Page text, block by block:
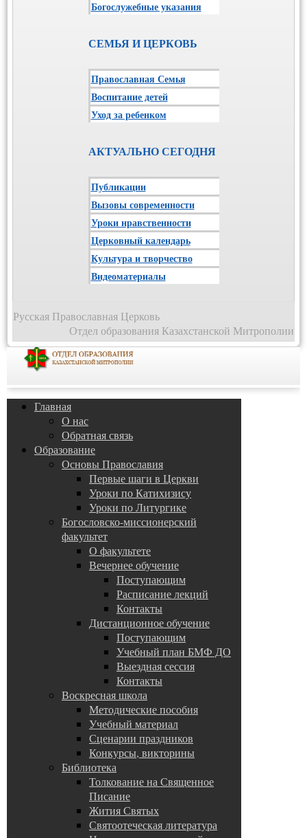
Богослужебные указания
СЕМЬЯ И ЦЕРКОВЬ
Православная Семья
Воспитание детей
Уход за ребенком
АКТУАЛЬНО СЕГОДНЯ
Публикации
Вызовы современности
Уроки нравственности
Церковный календарь
Культура и творчество
Видеоматериалы
Русская Православная Церковь
Отдел образования Казахстанской Митрополии
Главная
О нас
Обратная связь
Образование
Основы Православия
Первые шаги в Церкви
Уроки по Катихизису
Уроки по Литургике
Богословско-миссионерский
факультет
О факультете
Вечернее обучение
Поступающим
Расписание лекций
Контакты
Дистанционное обучение
Поступающим
Учебный план БМФ ДО
Выездная сессия
Контакты
Воскресная школа
Методические пособия
Учебный материал
Сценарии праздников
Конкурсы, викторины
Библиотека
Толкование на Священное
Писание
Жития Святых
Святоотеческая литература